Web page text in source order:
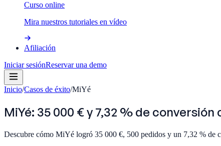
Curso online
Mira nuestros tutoriales en vídeo
Afiliación
Iniciar sesiónReservar una demo
Inicio/Casos de éxito/MiYé
MiYé: 35 000 € y 7,32 % de
Descubre cómo MiYé logró 35 000 €, 500 pedidos y un 7,32 % de